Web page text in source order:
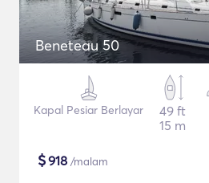
Beneteau 50
Kapal Pesiar Berlayar
49 ft
15 m
$918 /malam